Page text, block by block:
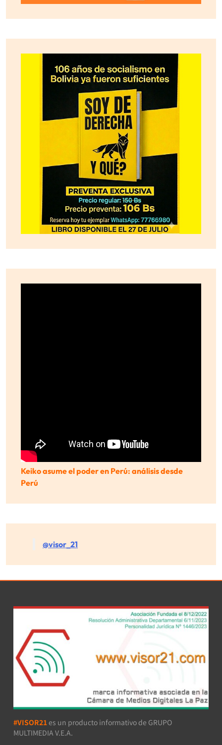
Keiko asume el poder en Perú: análisis desde
Perú
@visor_21
#VISOR21 es un producto informativo de GRUPO
MULTIMEDIA V.E.A.